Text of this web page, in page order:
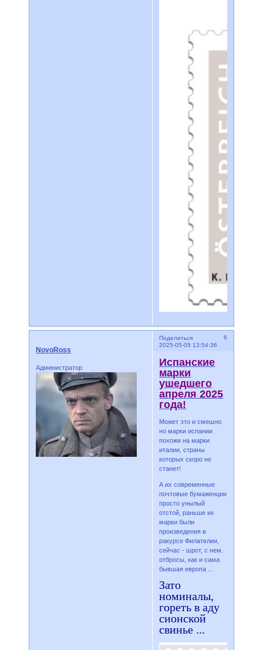
Поделиться
6
2025-05-05 13:54:36
NovoRoss
Администратор
Испанские
марки
ушедшего
апреля 2025
года!
Может это и смешно
но марки испании
похожи на марки
италии, страны
которых скоро не
станет!
А их современные
почтовые бумаженции
просто унылый
отстой, раньше их
марки были
произведения в
ракурсе Филателии,
сейчас - шрот, с нем.
отбросы, как и сама
бывшая европа ...
Зато
номиналы,
гореть в аду
сионской
свинье ...